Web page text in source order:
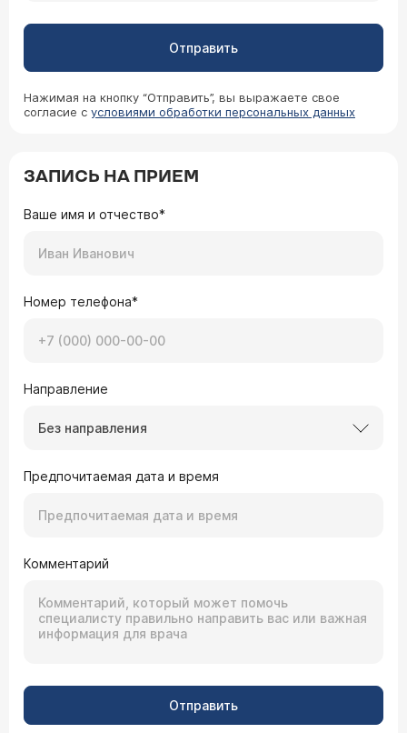
Отправить
Нажимая на кнопку “Отправить”, вы выражаете свое
согласие с условиями обработки персональных данных
ЗАПИСЬ НА ПРИЕМ
Ваше имя и отчество*
Номер телефона*
Направление
Без направления
Предпочитаемая дата и время
Комментарий
Отправить